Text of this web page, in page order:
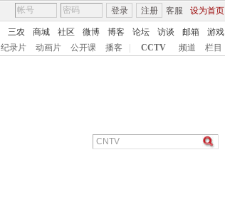
客服 设为首页
登录 注册
三农 商城 社区 微博 博客 论坛 访谈 邮箱
游戏
纪录片 动画片 公开课 播客 CCTV 频道 栏目